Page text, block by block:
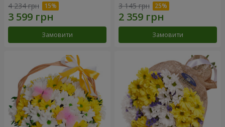
4 234 грн
Замовити
3 145 грн
Замовити